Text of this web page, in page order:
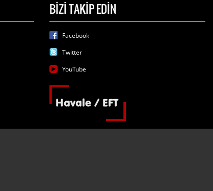
BİZİ TAKİP EDİN
Facebook
Twitter
YouTube